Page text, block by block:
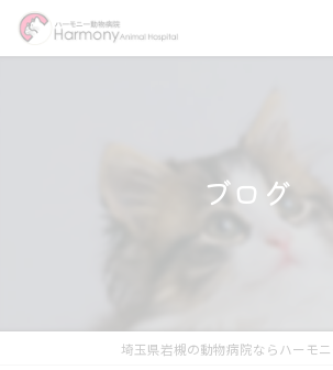
ブログ
埼玉県岩槻の動物病院ならハーモ